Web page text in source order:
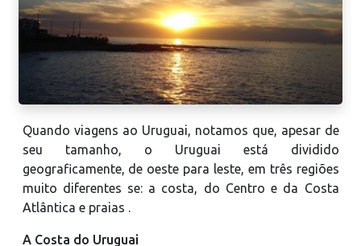
Quando viagens ao Uruguai, notamos que, apesar de
seu tamanho, o Uruguai está dividido
geograficamente, de oeste para leste, em três regiões
muito diferentes se: a costa, do Centro e da Costa
Atlântica e praias .
A Costa do Uruguai